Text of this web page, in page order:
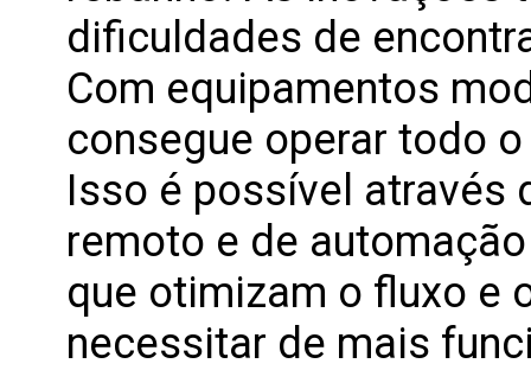
dificuldades de
Com equipamentos
consegue operar todo
Isso é possível através
remoto e de
que otimizam o fluxo e
necessitar de mais